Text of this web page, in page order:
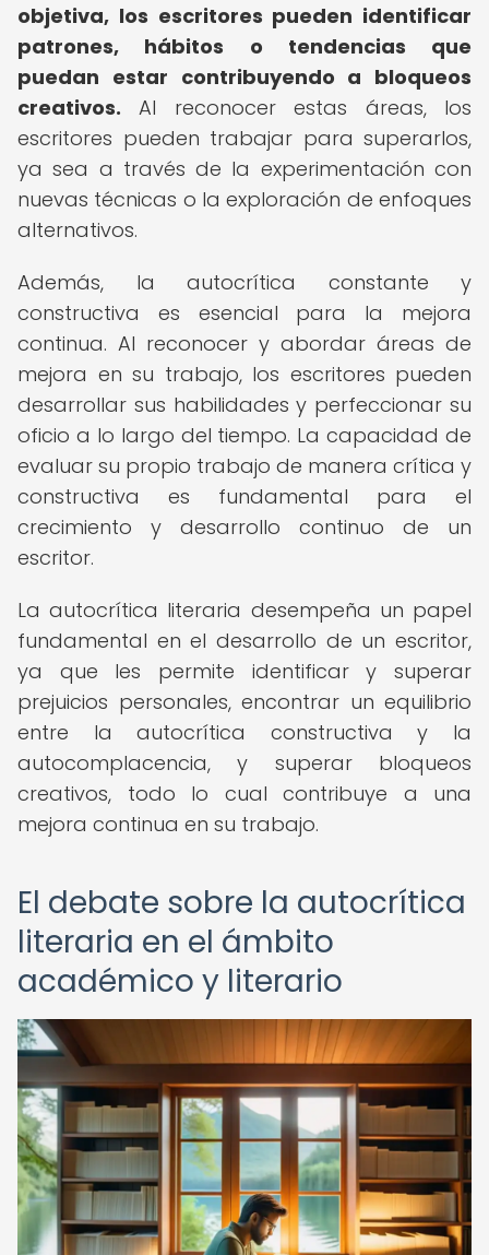
objetiva, los escritores pueden identificar
patrones, hábitos o tendencias que
puedan estar contribuyendo a bloqueos
creativos. Al reconocer estas áreas, los
escritores pueden trabajar para superarlos,
ya sea a través de la experimentación con
nuevas técnicas o la exploración de enfoques
alternativos.
Además, la autocrítica constante y
constructiva es esencial para la mejora
continua. Al reconocer y abordar áreas de
mejora en su trabajo, los escritores pueden
desarrollar sus habilidades y perfeccionar su
oficio a lo largo del tiempo. La capacidad de
evaluar su propio trabajo de manera crítica y
constructiva es fundamental para el
crecimiento y desarrollo continuo de un
escritor.
La autocrítica literaria desempeña un papel
fundamental en el desarrollo de un escritor,
ya que les permite identificar y superar
prejuicios personales, encontrar un equilibrio
entre la autocrítica constructiva y la
autocomplacencia, y superar bloqueos
creativos, todo lo cual contribuye a una
mejora continua en su trabajo.
El debate sobre la autocrítica
literaria en el ámbito
académico y literario